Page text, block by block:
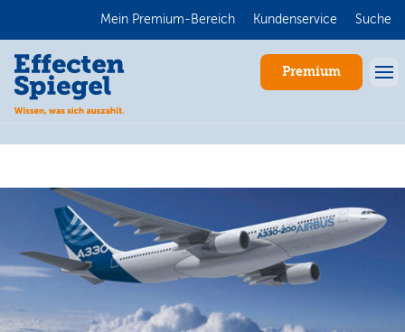
Mein Premium-Bereich Kundenservice Suche
Premium